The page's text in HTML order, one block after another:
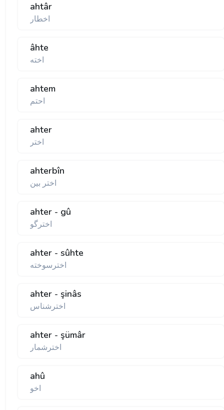
ahtâr
اخطار
âhte
اخته
ahtem
احتم
ahter
اختر
ahterbîn
اختر بين
ahter - gû
اخترگو
ahter - sûhte
اخترسوخته
ahter - şinâs
اخترشناس
ahter - şümâr
اخترشمار
ahû
اخو